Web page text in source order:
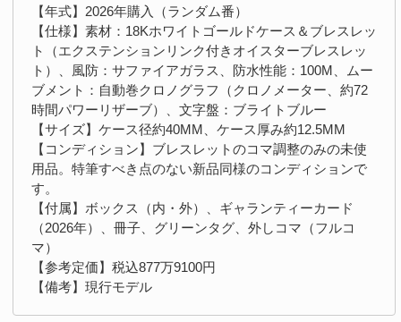
【年式】2026年購入（ランダム番）
【仕様】素材：18Kホワイトゴールドケース＆ブレスレッ
ト（エクステンションリンク付きオイスターブレスレッ
ト）、風防：サファイアガラス、防水性能：100M、ムー
ブメント：自動巻クロノグラフ（クロノメーター、約72
時間パワーリザーブ）、文字盤：ブライトブルー
【サイズ】ケース径約40MM、ケース厚み約12.5MM
【コンディション】ブレスレットのコマ調整のみの未使
用品。特筆すべき点のない新品同様のコンディションで
す。
【付属】ボックス（内・外）、ギャランティーカード
（2026年）、冊子、グリーンタグ、外しコマ（フルコ
マ）
【参考定価】税込877万9100円
【備考】現行モデル